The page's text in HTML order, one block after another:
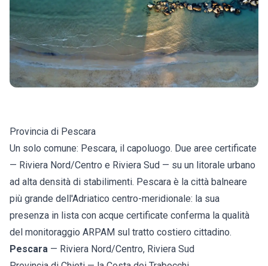
Provincia di Pescara
Un solo comune: Pescara, il capoluogo. Due aree certificate
— Riviera Nord/Centro e Riviera Sud — su un litorale urbano
ad alta densità di stabilimenti. Pescara è la città balneare
più grande dell'Adriatico centro-meridionale: la sua
presenza in lista con acque certificate conferma la qualità
del monitoraggio ARPAM sul tratto costiero cittadino.
Pescara — Riviera Nord/Centro, Riviera Sud